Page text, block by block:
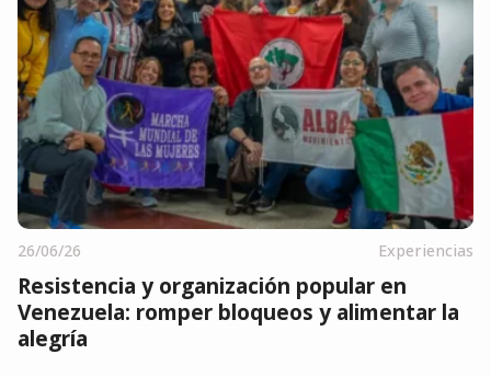
26/06/26 Experiencias
Resistencia y organización popular en
Venezuela: romper bloqueos y alimentar la
alegría